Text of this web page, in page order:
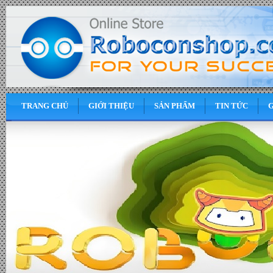
TRANG CHỦ GIỚI THIỆU SẢN PHẨM TIN TỨC